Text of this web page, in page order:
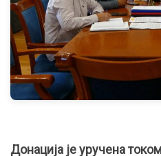
Донација је уручена